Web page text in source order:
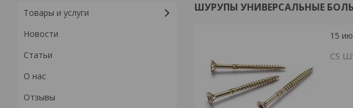
ШУРУПЫ УНИВЕРСАЛЬНЫЕ
15
CS
Товары и услуги
Новости
Статьи
О нас
Отзывы